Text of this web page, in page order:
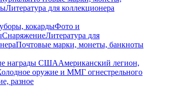
Литература для коллекционера
кокардыФото и
СнаряжениеЛитература для
Почтовые марки, монеты, банкноты
награды СШААмериканский легион,
оружие и ММГ огнестрельного
разное